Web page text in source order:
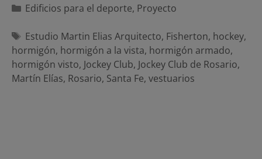
Categorías
Edificios para el deporte, Proyecto
Etiquetas
Estudio Martin Elias Arquitecto, Fisherton, hockey,
hormigón, hormigón a la vista, hormigón armado,
hormigón visto, Jockey Club, Jockey Club de Rosario,
Martín Elías, Rosario, Santa Fe, vestuarios